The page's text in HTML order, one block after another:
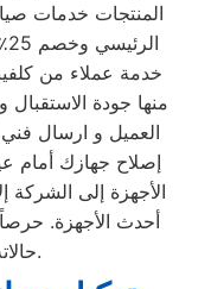
المنتجات خدمات
خدمة عملاء من
منها جودة
العميل و ارسال فني
إصلاح جهازك أمام
الأجهزة إلى الشركة
أحدث الأجهزة.
حالاته لإرضاء العميل العزيز.